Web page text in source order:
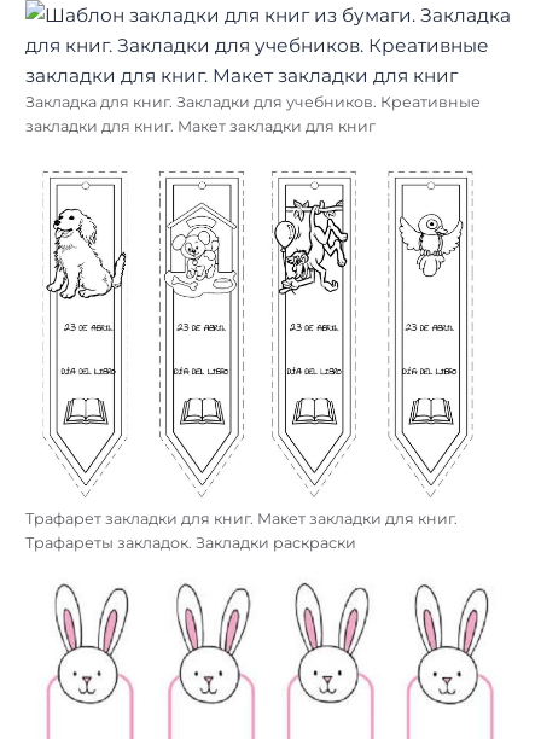
Закладка для книг. Закладки для учебников. Креативные
закладки для книг. Макет закладки для книг
Трафарет закладки для книг. Макет закладки для книг.
Трафареты закладок. Закладки раскраски